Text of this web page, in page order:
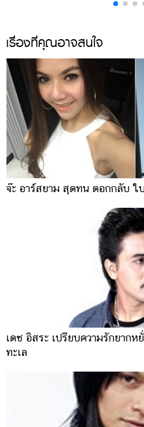
เรื่องที่คุณอาจสนใจ
จ๊ะ อาร์สยาม สุดทน ตอกกลับ ใ
เดช อิสระ เปรียบความรักยากห
ทะเล